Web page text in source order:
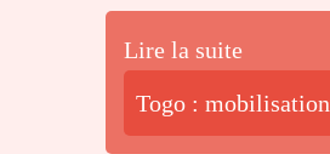
Lire la suite
Togo :